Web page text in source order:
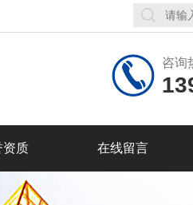
咨询
资质 在线留言